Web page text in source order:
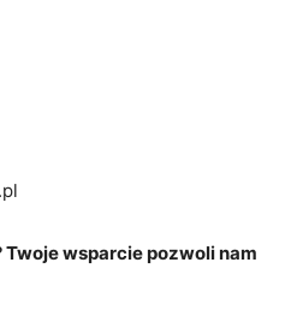
wsparcie pozwoli nam